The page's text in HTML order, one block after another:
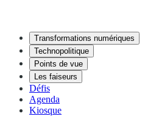
Transformations numériques
Technopolitique
Points de vue
Les faiseurs
Défis
Agenda
Kiosque